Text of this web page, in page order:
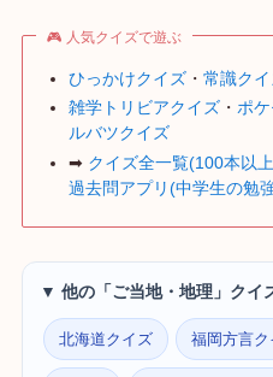
🎮 人気クイズで遊ぶ
ひっかけクイズ ・常識ク
雑学トリビアクイズ ・ポ
ルバツクイズ
➡ クイズ全一覧(100本以
過去問アプリ(中学生の勉
▼ 他の「ご当地・地理」クイ
北海道クイズ 福岡方言ク